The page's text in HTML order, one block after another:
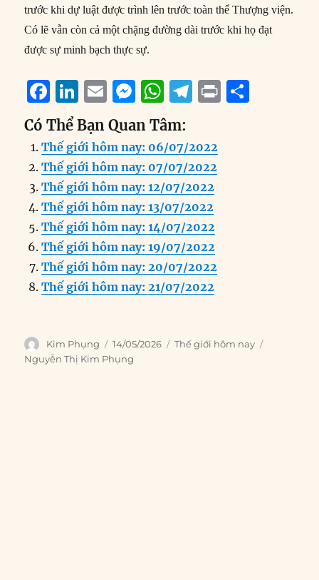
trước khi dự luật được trình lên trước toàn thể Thượng viện.
Có lẽ vẫn còn cả một chặng đường dài trước khi họ đạt
được sự minh bạch thực sự.
F
a
c
e
b
o
o
k
Li
n
k
e
d
I
n
E
m
ai
l
M
ss
e
n
g
er
W
h
at
s
A
p
p
T
e
g
r
a
m
P
Có Thể Bạn Quan Tâm:
Thế giới hôm nay: 06/07/2022
Thế giới hôm nay: 07/07/2022
Thế giới hôm nay: 12/07/2022
Thế giới hôm nay: 13/07/2022
Thế giới hôm nay: 14/07/2022
Thế giới hôm nay: 19/07/2022
Thế giới hôm nay: 20/07/2022
Thế giới hôm nay: 21/07/2022
Author
Kim Phụng
Posted
on
14/05/2026 Categories
Thế giới hôm nay
Nguyễn Thị Kim Phụng